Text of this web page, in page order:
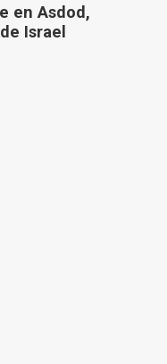
en Asdod,
Israel